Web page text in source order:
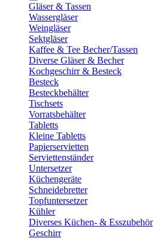
Gläser & Tassen
Wassergläser
Weingläser
Sektgläser
Kaffee & Tee Becher/Tassen
Diverse Gläser & Becher
Kochgeschirr & Besteck
Besteck
Besteckbehälter
Tischsets
Vorratsbehälter
Tabletts
Kleine Tabletts
Papierservietten
Serviettenständer
Untersetzer
Küchengeräte
Schneidebretter
Topfuntersetzer
Kühler
Diverses Küchen- & Esszubehör
Geschirr